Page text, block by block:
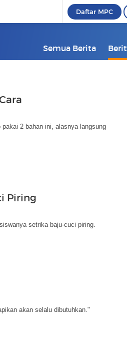
Daftar MPC
Semua Berita
2 bahan ini, alasnya langsung
Piring
setrika baju-cuci piring.
akan selalu dibutuhkan."